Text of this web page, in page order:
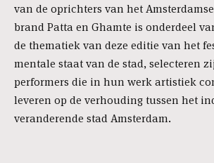
van de oprichters van het
brand Patta en Ghamte is onderdeel
de thematiek van deze editie van het
mentale staat van de stad, selecteren
performers die in hun werk artistiek
leveren op de verhouding tussen het
veranderende stad Amsterdam.